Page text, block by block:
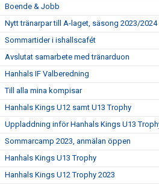
Boende & Jobb
Nytt tränarpar till A-laget, säsong 2023/2024
Sommartider i ishallscafét
Avslutat samarbete med tränarduon
Hanhals IF Valberedning
Till alla mina kompisar
Hanhals Kings U12 samt U13 Trophy
Uppladdning inför Hanhals Kings U13
Sommarcamp 2023, anmälan öppen
Hanhals Kings U13 Trophy
Hanhals Kings U12 Trophy 2023